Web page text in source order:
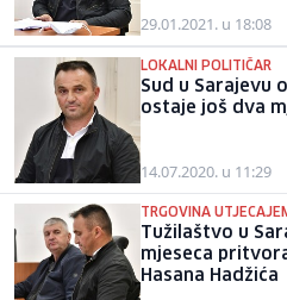
29.01.2021. u 18:08
LOKALNI POLITIČAR
Sud u Sarajevu
ostaje još dva
14.07.2020. u 11:29
TRGOVINA
Tužilaštvo u
mjeseca
Hasana Hadžića